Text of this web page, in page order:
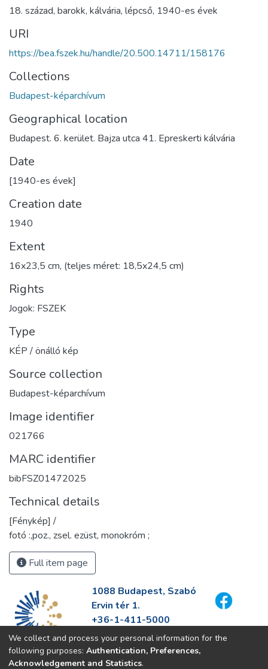
18. század, barokk, kálvária, lépcső, 1940-es évek
URI
https://bea.fszek.hu/handle/20.500.14711/158176
Collections
Budapest-képarchívum
Geographical location
Budapest. 6. kerület. Bajza utca 41. Epreskerti kálvária
Date
[1940-es évek]
Creation date
1940
Extent
16x23,5 cm, (teljes méret: 18,5x24,5 cm)
Rights
Jogok: FSZEK
Type
KÉP / önálló kép
Source collection
Budapest-képarchívum
Image identifier
021766
MARC identifier
bibFSZ01472025
Technical details
[Fénykép] /
fotó :,poz., zsel. ezüst, monokróm ;
Full item page
1088 Budapest, Szabó
Ervin tér 1.
+36-1-411-5000
info@fszek.hu
https://fszek.hu
We collect and process your personal information for the
following purposes: Authentication, Preferences,
Acknowledgement and Statistics.